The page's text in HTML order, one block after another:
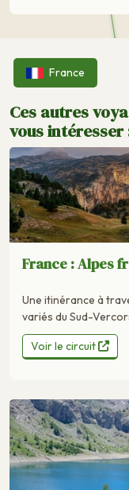
France
Ces autres
vous intéresser
France : Alpes
Une itinérance à
variés du Sud-
Voir le circuit